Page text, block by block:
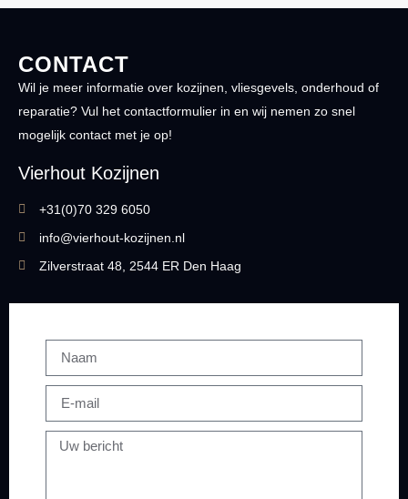
CONTACT
Wil je meer informatie over kozijnen, vliesgevels, onderhoud of
reparatie? Vul het contactformulier in en wij nemen zo snel
mogelijk contact met je op!
Vierhout Kozijnen
+31(0)70 329 6050
info@vierhout-kozijnen.nl
Zilverstraat 48, 2544 ER Den Haag